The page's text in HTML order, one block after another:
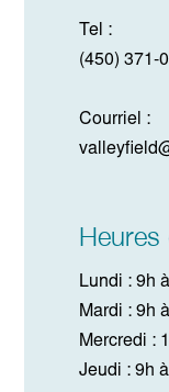
Tel :
(450) 371-
Courriel :
Heures
Lundi : 9h
Mardi : 9h
Mercredi :
Jeudi : 9h